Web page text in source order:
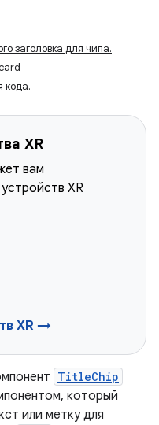
заголовка для чипа.
кода.
XR
вам
XR
XR →
TitleChip
который
или метку для